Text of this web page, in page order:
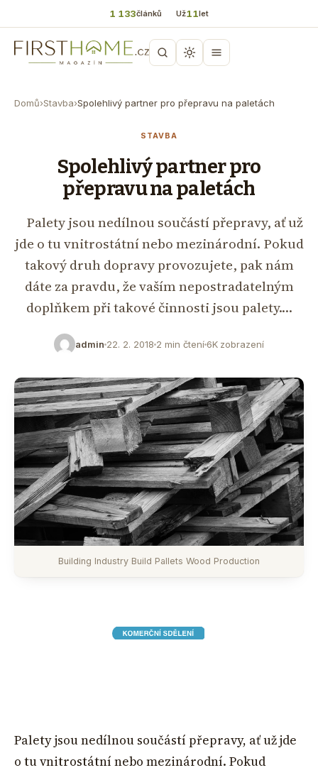
1 133článků Už11let
Domů›Stavba›Spolehlivý partner pro přepravu na paletách
STAVBA
Spolehlivý partner pro
přepravu na paletách
Palety jsou nedílnou součástí přepravy, ať už
jde o tu vnitrostátní nebo mezinárodní. Pokud
takový druh dopravy provozujete, pak nám
dáte za pravdu, že vaším nepostradatelným
doplňkem při takové činnosti jsou palety.…
admin 22. 2. 2018 2 min čtení 6K zobrazení
Building Industry Build Pallets Wood Production
Palety jsou nedílnou součástí přepravy, ať už jde
o tu vnitrostátní nebo mezinárodní. Pokud